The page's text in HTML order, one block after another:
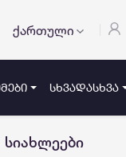
ქართული
ᲡᲮᲕᲐᲓᲐᲡᲮᲕᲐ
სიახლეები